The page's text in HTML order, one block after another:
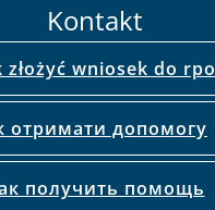
Kontakt
złożyć wniosek do rpo
отримати допомогу
получить помощь